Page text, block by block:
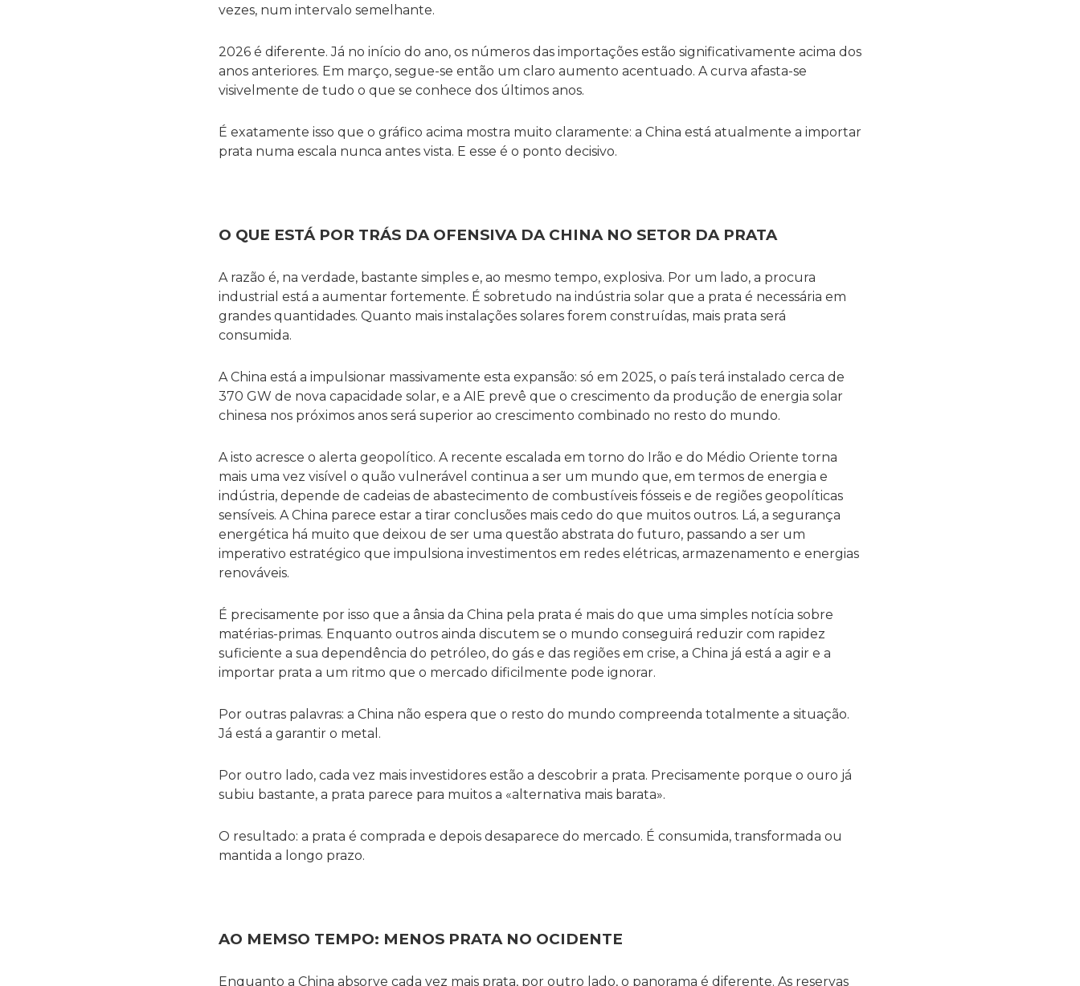
vezes, num intervalo semelhante.
2026 é diferente. Já no início do ano, os números das importações estão significativamente acima dos
anos anteriores. Em março, segue-se então um claro aumento acentuado. A curva afasta-se
visivelmente de tudo o que se conhece dos últimos anos.
É exatamente isso que o gráfico acima mostra muito claramente: a China está atualmente a importar
prata numa escala nunca antes vista. E esse é o ponto decisivo.
O QUE ESTÁ POR TRÁS DA OFENSIVA DA CHINA NO SETOR DA PRATA
A razão é, na verdade, bastante simples e, ao mesmo tempo, explosiva. Por um lado, a procura
industrial está a aumentar fortemente. É sobretudo na indústria solar que a prata é necessária em
grandes quantidades. Quanto mais instalações solares forem construídas, mais prata será
consumida.
A China está a impulsionar massivamente esta expansão: só em 2025, o país terá instalado cerca de
370 GW de nova capacidade solar, e a AIE prevê que o crescimento da produção de energia solar
chinesa nos próximos anos será superior ao crescimento combinado no resto do mundo.
A isto acresce o alerta geopolítico. A recente escalada em torno do Irão e do Médio Oriente torna
mais uma vez visível o quão vulnerável continua a ser um mundo que, em termos de energia e
indústria, depende de cadeias de abastecimento de combustíveis fósseis e de regiões geopolíticas
sensíveis. A China parece estar a tirar conclusões mais cedo do que muitos outros. Lá, a segurança
energética há muito que deixou de ser uma questão abstrata do futuro, passando a ser um
imperativo estratégico que impulsiona investimentos em redes elétricas, armazenamento e energias
renováveis.
É precisamente por isso que a ânsia da China pela prata é mais do que uma simples notícia sobre
matérias-primas. Enquanto outros ainda discutem se o mundo conseguirá reduzir com rapidez
suficiente a sua dependência do petróleo, do gás e das regiões em crise, a China já está a agir e a
importar prata a um ritmo que o mercado dificilmente pode ignorar.
Por outras palavras: a China não espera que o resto do mundo compreenda totalmente a situação.
Já está a garantir o metal.
Por outro lado, cada vez mais investidores estão a descobrir a prata. Precisamente porque o ouro já
subiu bastante, a prata parece para muitos a «alternativa mais barata».
O resultado: a prata é comprada e depois desaparece do mercado. É consumida, transformada ou
mantida a longo prazo.
AO MEMSO TEMPO: MENOS PRATA NO OCIDENTE
Enquanto a China absorve cada vez mais prata, por outro lado, o panorama é diferente. As reservas